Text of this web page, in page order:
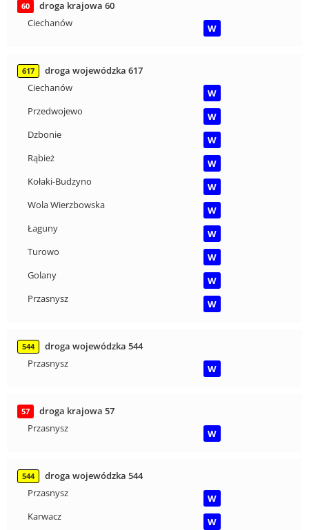
60
droga krajowa 60
Ciechanów
W
617
droga wojewódzka 617
Ciechanów
W
Przedwojewo
W
Dzbonie
W
Rąbież
W
Kołaki-Budzyno
W
Wola Wierzbowska
W
Łaguny
W
Turowo
W
Golany
W
Przasnysz
W
544
droga wojewódzka 544
Przasnysz
W
57
droga krajowa 57
Przasnysz
W
544
droga wojewódzka 544
Przasnysz
W
Karwacz
W